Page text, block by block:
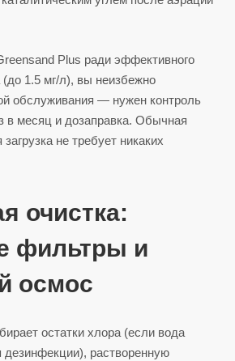
Plus ради эффективного
1.5 мг/л), вы неизбежно
обслуживания — нужен контроль
в месяц и дозаправка. Обычная
не требует никаких
очистка:
фильтры и
осмос
остатки хлора (если вода
дезинфекции), растворенную